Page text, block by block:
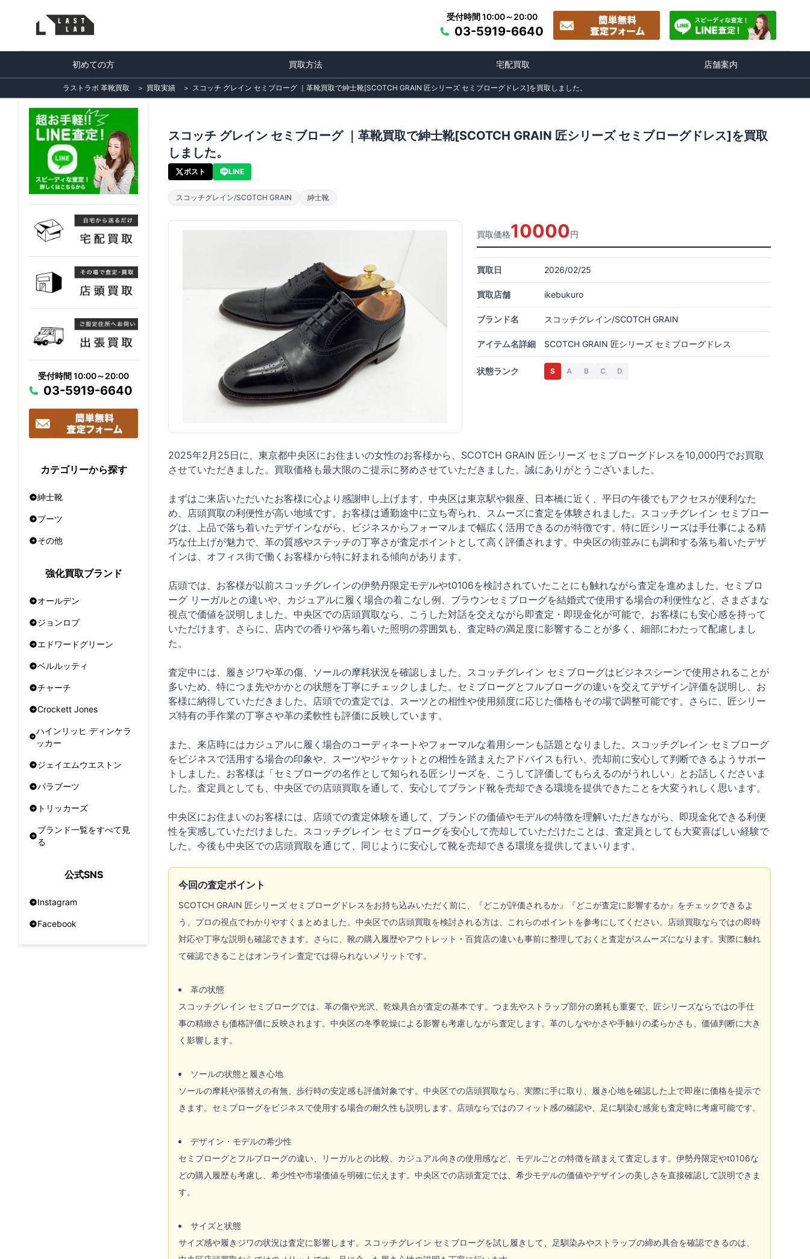
受付時間 10:00～20:00
03-5919-6640
初めての方 買取方法 宅配買取 店舗案内
ラストラボ 革靴買取 ＞ 買取実績 ＞ スコッチ グレイン セミブローグ ｜革靴買取で紳士靴[SCOTCH GRAIN 匠シリーズ セミブローグドレス]を買取しました。
受付時間 10:00～20:00
03-5919-6640
カテゴリーから探す
紳士靴
ブーツ
その他
強化買取ブランド
オールデン
ジョンロブ
エドワードグリーン
ベルルッティ
チャーチ
Crockett Jones
ハインリッヒ ディンケラ
ッカー
ジェイエムウエストン
パラブーツ
トリッカーズ
ブランド一覧をすべて見
る
公式SNS
Instagram
Facebook
スコッチ グレイン セミブローグ ｜革靴買取で紳士靴[SCOTCH GRAIN 匠シリーズ セミブローグドレス]を買取
しました。
ポスト LINE
スコッチグレイン/SCOTCH GRAIN 紳士靴
買取価格10000円
買取日 2026/02/25
買取店舗 ikebukuro
ブランド名 スコッチグレイン/SCOTCH GRAIN
アイテム名詳細 SCOTCH GRAIN 匠シリーズ セミブローグドレス
状態ランク S A B C D
2025年2月25日に、東京都中央区にお住まいの女性のお客様から、SCOTCH GRAIN 匠シリーズ セミブローグドレスを10,000円でお買取
させていただきました。買取価格も最大限のご提示に努めさせていただきました。誠にありがとうございました。
まずはご来店いただいたお客様に心より感謝申し上げます。中央区は東京駅や銀座、日本橋に近く、平日の午後でもアクセスが便利なた
め、店頭買取の利便性が高い地域です。お客様は通勤途中に立ち寄られ、スムーズに査定を体験されました。スコッチグレイン セミブロー
グは、上品で落ち着いたデザインながら、ビジネスからフォーマルまで幅広く活用できるのが特徴です。特に匠シリーズは手仕事による精
巧な仕上げが魅力で、革の質感やステッチの丁寧さが査定ポイントとして高く評価されます。中央区の街並みにも調和する落ち着いたデザ
インは、オフィス街で働くお客様から特に好まれる傾向があります。
店頭では、お客様が以前スコッチグレインの伊勢丹限定モデルやt0106を検討されていたことにも触れながら査定を進めました。セミブロ
ーグ リーガルとの違いや、カジュアルに履く場合の着こなし例、ブラウンセミブローグを結婚式で使用する場合の利便性など、さまざまな
視点で価値を説明しました。中央区での店頭買取なら、こうした対話を交えながら即査定・即現金化が可能で、お客様にも安心感を持って
いただけます。さらに、店内での香りや落ち着いた照明の雰囲気も、査定時の満足度に影響することが多く、細部にわたって配慮しまし
た。
査定中には、履きジワや革の傷、ソールの摩耗状況を確認しました。スコッチグレイン セミブローグはビジネスシーンで使用されることが
多いため、特につま先やかかとの状態を丁寧にチェックしました。セミブローグとフルブローグの違いを交えてデザイン評価を説明し、お
客様に納得していただきました。店頭での査定では、スーツとの相性や使用頻度に応じた価格もその場で調整可能です。さらに、匠シリー
ズ特有の手作業の丁寧さや革の柔軟性も評価に反映しています。
また、来店時にはカジュアルに履く場合のコーディネートやフォーマルな着用シーンも話題となりました。スコッチグレイン セミブローグ
をビジネスで活用する場合の印象や、スーツやジャケットとの相性を踏まえたアドバイスも行い、売却前に安心して判断できるようサポー
トしました。お客様は「セミブローグの名作として知られる匠シリーズを、こうして評価してもらえるのがうれしい」とお話しくださいま
した。査定員としても、中央区での店頭買取を通して、安心してブランド靴を売却できる環境を提供できたことを大変うれしく思います。
中央区にお住まいのお客様には、店頭での査定体験を通して、ブランドの価値やモデルの特徴を理解いただきながら、即現金化できる利便
性を実感していただけました。スコッチグレイン セミブローグを安心して売却していただけたことは、査定員としても大変喜ばしい経験で
した。今後も中央区での店頭買取を通じて、同じように安心して靴を売却できる環境を提供してまいります。
今回の査定ポイント
SCOTCH GRAIN 匠シリーズ セミブローグドレスをお持ち込みいただく前に、『どこが評価されるか』『どこが査定に影響するか』をチェックできるよ
う、プロの視点でわかりやすくまとめました。中央区での店頭買取を検討される方は、これらのポイントを参考にしてください。店頭買取ならではの即時
対応や丁寧な説明も確認できます。さらに、靴の購入履歴やアウトレット・百貨店の違いも事前に整理しておくと査定がスムーズになります。実際に触れ
て確認できることはオンライン査定では得られないメリットです。
革の状態
スコッチグレイン セミブローグでは、革の傷や光沢、乾燥具合が査定の基本です。つま先やストラップ部分の磨耗も重要で、匠シリーズならではの手仕
事の精緻さも価格評価に反映されます。中央区の冬季乾燥による影響も考慮しながら査定します。革のしなやかさや手触りの柔らかさも、価値判断に大き
く影響します。
ソールの状態と履き心地
ソールの摩耗や張替えの有無、歩行時の安定感も評価対象です。中央区での店頭買取なら、実際に手に取り、履き心地を確認した上で即座に価格を提示で
きます。セミブローグをビジネスで使用する場合の耐久性も説明します。店頭ならではのフィット感の確認や、足に馴染む感覚も査定時に考慮可能です。
デザイン・モデルの希少性
セミブローグとフルブローグの違い、リーガルとの比較、カジュアル向きの使用感など、モデルごとの特徴を踏まえて査定します。伊勢丹限定やt0106な
どの購入履歴も考慮し、希少性や市場価値を明確に伝えます。中央区での店頭査定では、希少モデルの価値やデザインの美しさを直接確認して説明できま
す。
サイズと状態
サイズ感や履きジワの状況は査定に影響します。スコッチグレイン セミブローグを試し履きして、足馴染みやストラップの締め具合を確認できるのは、